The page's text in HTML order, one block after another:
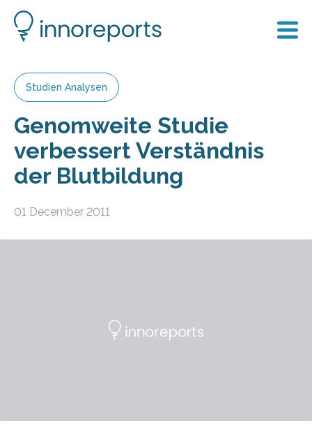
Studien Analysen
Genomweite Studie
verbessert Verständnis
der Blutbildung
01 December 2011